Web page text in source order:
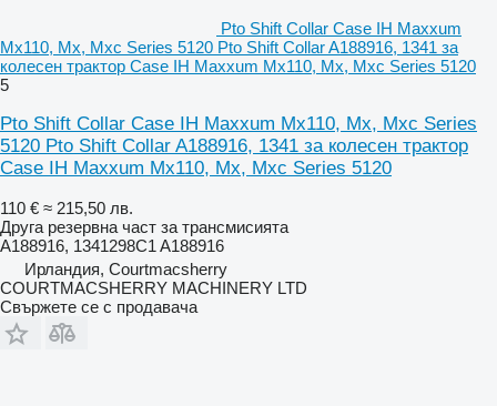
Pto Shift Collar Case IH Maxxum
Mx110, Mx, Mxc Series 5120 Pto Shift Collar A188916, 1341 за
колесен трактор Case IH Maxxum Mx110, Mx, Mxc Series 5120
5
Pto Shift Collar Case IH Maxxum Mx110, Mx, Mxc Series
5120 Pto Shift Collar A188916, 1341 за колесен трактор
Case IH Maxxum Mx110, Mx, Mxc Series 5120
110 € ≈ 215,50 лв.
Друга резервна част за трансмисията
A188916, 1341298C1 A188916
Ирландия, Courtmacsherry
COURTMACSHERRY MACHINERY LTD
Свържете се с продавача